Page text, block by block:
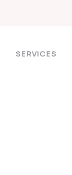
SERVICES